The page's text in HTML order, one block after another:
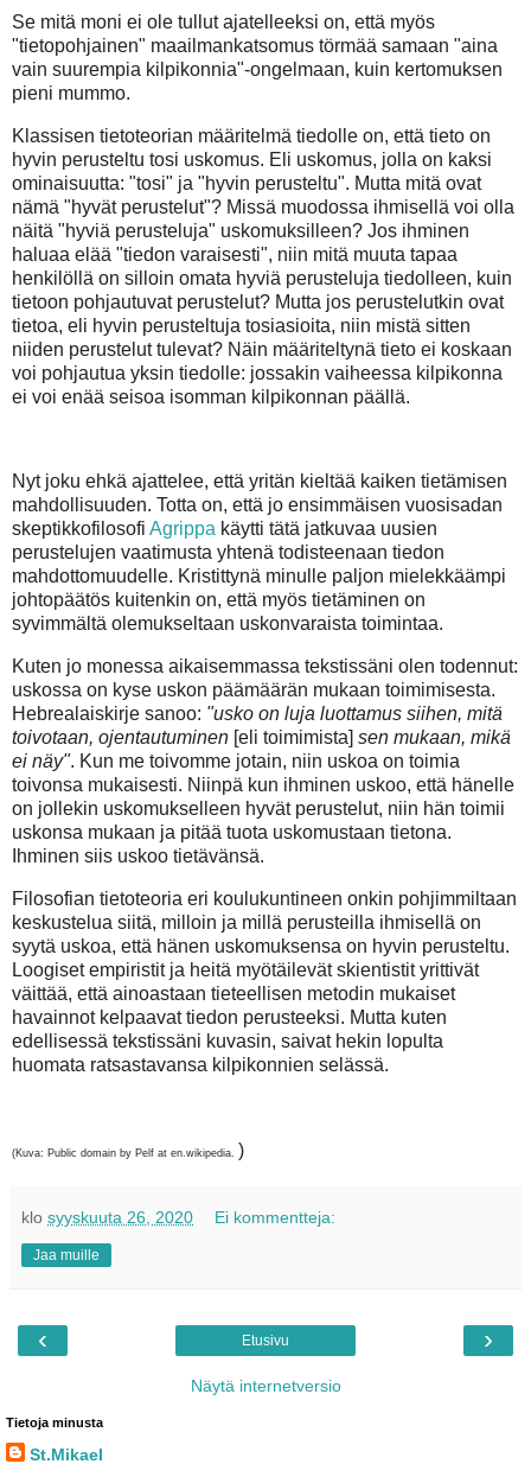
Se mitä moni ei ole tullut ajatelleeksi on, että myös
"tietopohjainen" maailmankatsomus törmää samaan "aina
vain suurempia kilpikonnia"-ongelmaan, kuin kertomuksen
pieni mummo.
Klassisen tietoteorian määritelmä tiedolle on, että tieto on
hyvin perusteltu tosi uskomus. Eli uskomus, jolla on kaksi
ominaisuutta: "tosi" ja "hyvin perusteltu". Mutta mitä ovat
nämä "hyvät perustelut"? Missä muodossa ihmisellä voi olla
näitä "hyviä perusteluja" uskomuksilleen? Jos ihminen
haluaa elää "tiedon varaisesti", niin mitä muuta tapaa
henkilöllä on silloin omata hyviä perusteluja tiedolleen, kuin
tietoon pohjautuvat perustelut? Mutta jos perustelutkin ovat
tietoa, eli hyvin perusteltuja tosiasioita, niin mistä sitten
niiden perustelut tulevat? Näin määriteltynä tieto ei koskaan
voi pohjautua yksin tiedolle: jossakin vaiheessa kilpikonna
ei voi enää seisoa isomman kilpikonnan päällä.
Nyt joku ehkä ajattelee, että yritän kieltää kaiken tietämisen
mahdollisuuden. Totta on, että jo ensimmäisen vuosisadan
skeptikkofilosofi Agrippa käytti tätä jatkuvaa uusien
perustelujen vaatimusta yhtenä todisteenaan tiedon
mahdottomuudelle. Kristittynä minulle paljon mielekkäämpi
johtopäätös kuitenkin on, että myös tietäminen on
syvimmältä olemukseltaan uskonvaraista toimintaa.
Kuten jo monessa aikaisemmassa tekstissäni olen todennut:
uskossa on kyse uskon päämäärän mukaan toimimisesta.
Hebrealaiskirje sanoo: "usko on luja luottamus siihen, mitä
toivotaan, ojentautuminen [eli toimimista] sen mukaan, mikä
ei näy". Kun me toivomme jotain, niin uskoa on toimia
toivonsa mukaisesti. Niinpä kun ihminen uskoo, että hänelle
on jollekin uskomukselleen hyvät perustelut, niin hän toimii
uskonsa mukaan ja pitää tuota uskomustaan tietona.
Ihminen siis uskoo tietävänsä.
Filosofian tietoteoria eri koulukuntineen onkin pohjimmiltaan
keskustelua siitä, milloin ja millä perusteilla ihmisellä on
syytä uskoa, että hänen uskomuksensa on hyvin perusteltu.
Loogiset empiristit ja heitä myötäilevät skientistit yrittivät
väittää, että ainoastaan tieteellisen metodin mukaiset
havainnot kelpaavat tiedon perusteeksi. Mutta kuten
edellisessä tekstissäni kuvasin, saivat hekin lopulta
huomata ratsastavansa kilpikonnien selässä.
(Kuva: Public domain by Pelf at en.wikipedia. )
klo syyskuuta 26, 2020 Ei kommentteja:
Jaa muille
‹ ›
Etusivu
Näytä internetversio
Tietoja minusta
St.Mikael